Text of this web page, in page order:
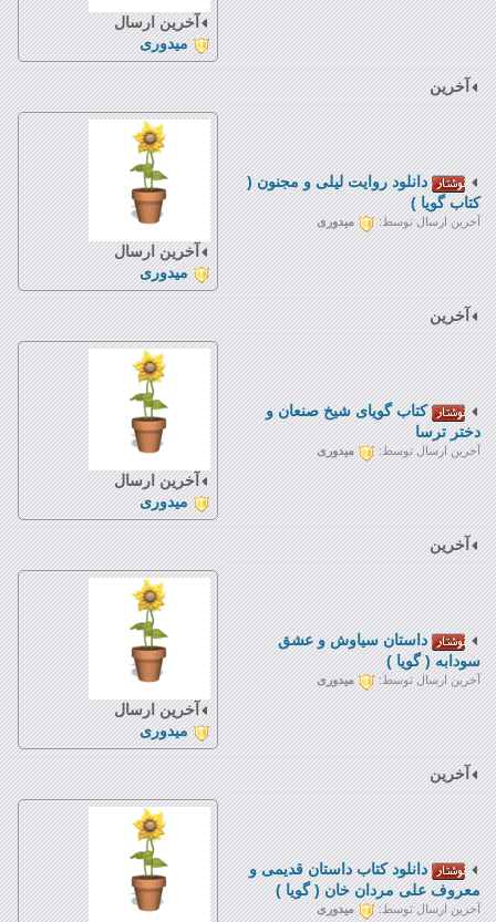
آخرین ارسال
میدوری
آخرین
دانلود روایت لیلی و مجنون (
کتاب گویا )
آخرین ارسال توسط: میدوری
آخرین ارسال
میدوری
آخرین
کتاب گويای شيخ صنعان و
دختر ترسا
آخرین ارسال توسط: میدوری
آخرین ارسال
میدوری
آخرین
داستان سياوش و عشق
سودابه ( گويا )
آخرین ارسال توسط: میدوری
آخرین ارسال
میدوری
آخرین
دانلود کتاب داستان قدیمی و
معروف علی مردان خان ( گویا )
آخرین ارسال توسط: میدوری